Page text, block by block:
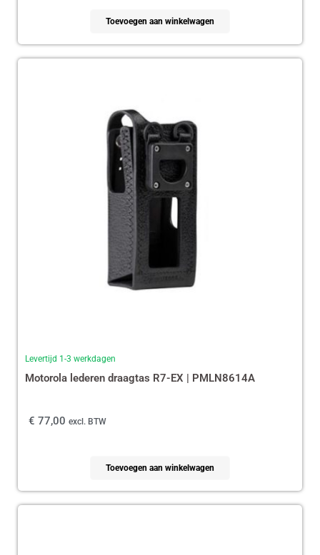
Toevoegen aan winkelwagen
Levertijd 1-3 werkdagen
Motorola lederen draagtas R7-EX | PMLN8614A
€ 77,00 excl. BTW
Toevoegen aan winkelwagen